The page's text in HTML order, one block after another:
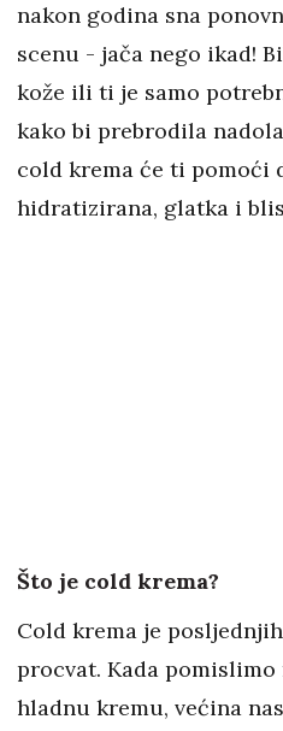
nakon godina sna
scenu - jača nego ikad!
kože ili ti je samo
kako bi prebrodila
cold krema će ti pomoći
hidratizirana, glatka i
Što je cold krema?
Cold krema je
procvat. Kada
hladnu kremu, većina